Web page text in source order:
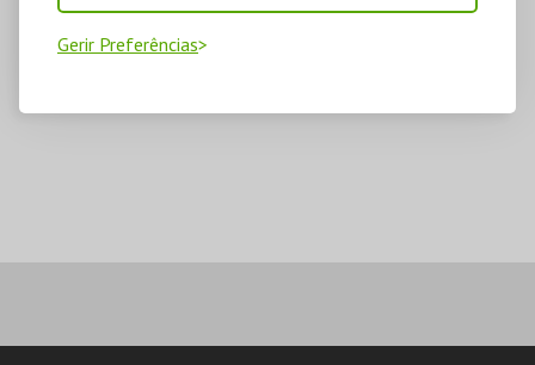
Gerir Preferências